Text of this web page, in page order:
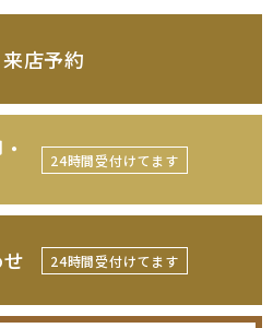
来店予約
24時間受付けてます
24時間受付けてます